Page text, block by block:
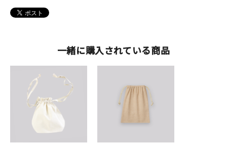
一緒に購入されている商品